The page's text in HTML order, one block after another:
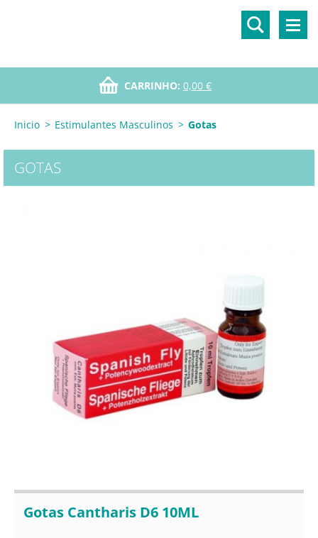
CARRINHO: 0,00 €
Inicio > Estimulantes Masculinos > Gotas
GOTAS
Gotas Cantharis D6 10ML